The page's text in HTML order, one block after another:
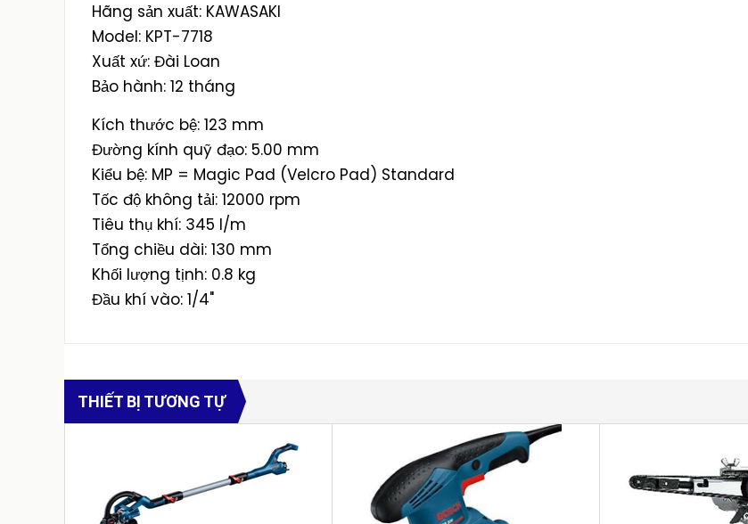
Hãng sản xuất: KAWASAKI
Model: KPT-7718
Xuất xứ: Đài Loan
Bảo hành: 12 tháng
Kích thước bệ: 123 mm
Đường kính quỹ đạo: 5.00 mm
Kiểu bệ: MP = Magic Pad (Velcro Pad) Standard
Tốc độ không tải: 12000 rpm
Tiêu thụ khí: 345 l/m
Tổng chiều dài: 130 mm
Khối lượng tịnh: 0.8 kg
Đầu khí vào: 1/4"
THIẾT BỊ TƯƠNG TỰ